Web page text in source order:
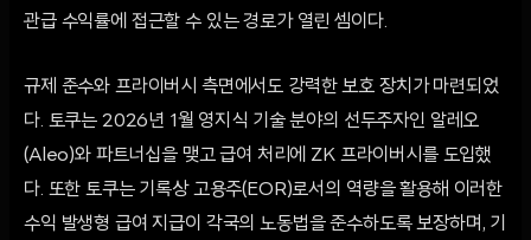
관급 수익률에 접근할 수 있는 경로가 열린 셈이다.
규제 준수와 프라이버시 측면에서도 강력한 보호 장치가 마련되었
다. 토쿠는 2026년 1월 영지식 기술 분야의 선두주자인 알레오
(Aleo)와 파트너십을 맺고 급여 처리에 ZK 프라이버시를 도입했
다. 또한 토쿠는 기록상 고용주(EOR)로서의 역량을 활용해 이러한
수익 발생형 급여 지급이 각국의 노동법을 준수하도록 보장하며, 기